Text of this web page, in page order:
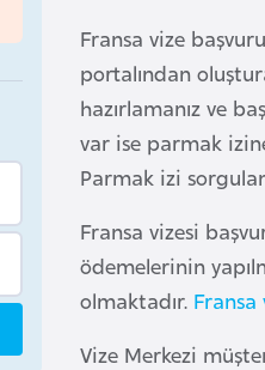
Fransa vize
portalından
hazırlamanız ve
var ise parmak
Parmak izi
Fransa vizesi
ödemelerinin
olmaktadır.
Vize Merkezi